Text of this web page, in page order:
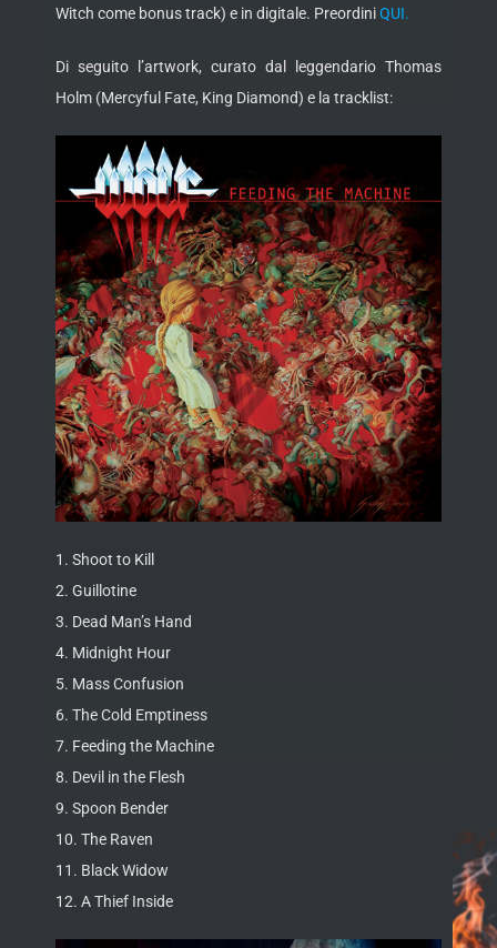
Witch come bonus track) e in digitale. PreordiniQUI.
Di seguito l’artwork, curato dal leggendario Thomas
Holm (Mercyful Fate, King Diamond) e la tracklist:
1. Shoot to Kill
2. Guillotine
3. Dead Man’s Hand
4. Midnight Hour
5. Mass Confusion
6. The Cold Emptiness
7. Feeding the Machine
8. Devil in the Flesh
9. Spoon Bender
10. The Raven
11. Black Widow
12. A Thief Inside